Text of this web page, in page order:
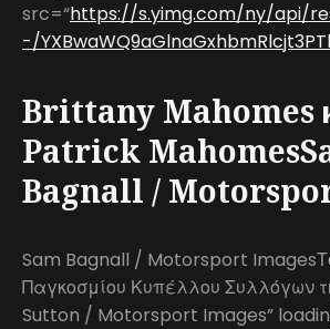
src=“https://s.yimg.com/ny/api/
-/
Brittany Mahomes
Patrick
Bagnall /
Sam Bagnall / Motorsport
Παγκοσμίου Κυπέλλου Συλλόγων
Sutton / Motorsport Images”